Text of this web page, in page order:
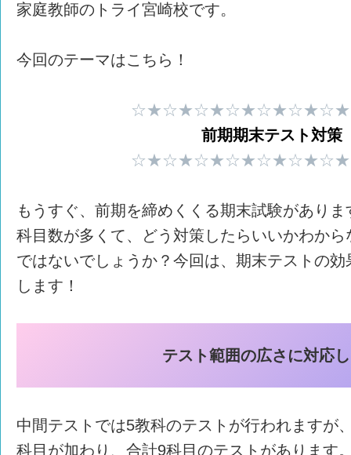
家庭教師のトライ宮崎校です。
今回のテーマはこちら！
前期期末テスト対策
もうすぐ、前期を締めくくる期末試験があり
科目数が多くて、どう対策したらいいかわから
ではないでしょうか？今回は、期末テストの
します！
テスト範囲の広さに対応
中間テストでは5教科のテストが行われますが
科目が加わり、合計9科目のテストがあります